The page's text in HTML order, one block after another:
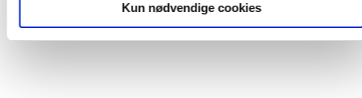
Kun nødvendige cookies